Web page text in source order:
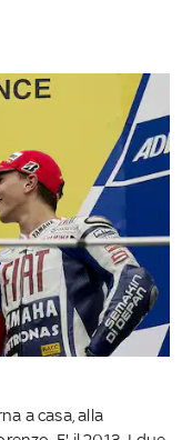
a casa, alla